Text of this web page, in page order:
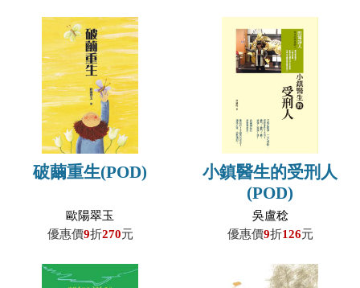
破繭重生(POD)
歐陽翠玉
優惠價9折270元
小鎮醫生的受刑人
(POD)
吳盧稔
優惠價9折126元